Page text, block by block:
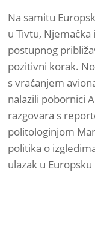
Na samitu
u Tivtu,
postupnog
pozitivni korak.
s vraćanjem
nalazili pobornici
razgovara s
politologinjom
politika o
ulazak u